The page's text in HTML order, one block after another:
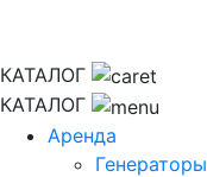
КАТАЛОГ
КАТАЛОГ
Аренда
Генераторы